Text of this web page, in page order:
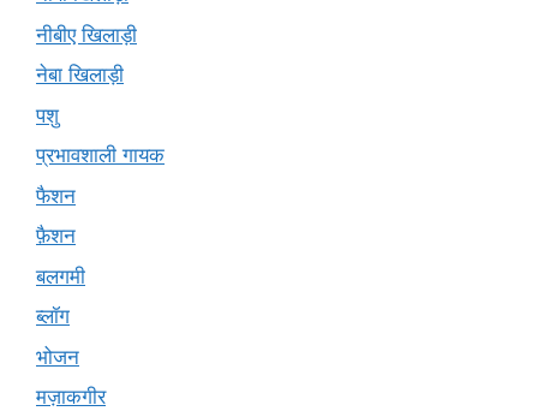
नीबीए खिलाड़ी
नेबा खिलाड़ी
पशु
प्रभावशाली गायक
फैशन
फ़ैशन
बलगमी
ब्लॉग
भोजन
मज़ाकगीर